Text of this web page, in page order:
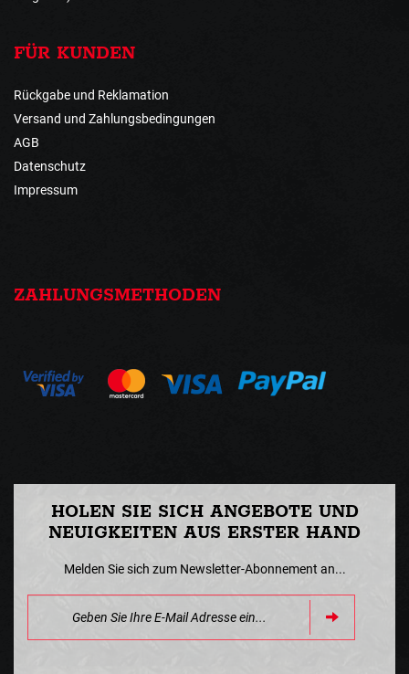
FÜR KUNDEN
Rückgabe und Reklamation
Versand und Zahlungsbedingungen
AGB
Datenschutz
Impressum
ZAHLUNGSMETHODEN
HOLEN SIE SICH ANGEBOTE UND
NEUIGKEITEN AUS ERSTER HAND
Melden Sie sich zum Newsletter-Abonnement an...